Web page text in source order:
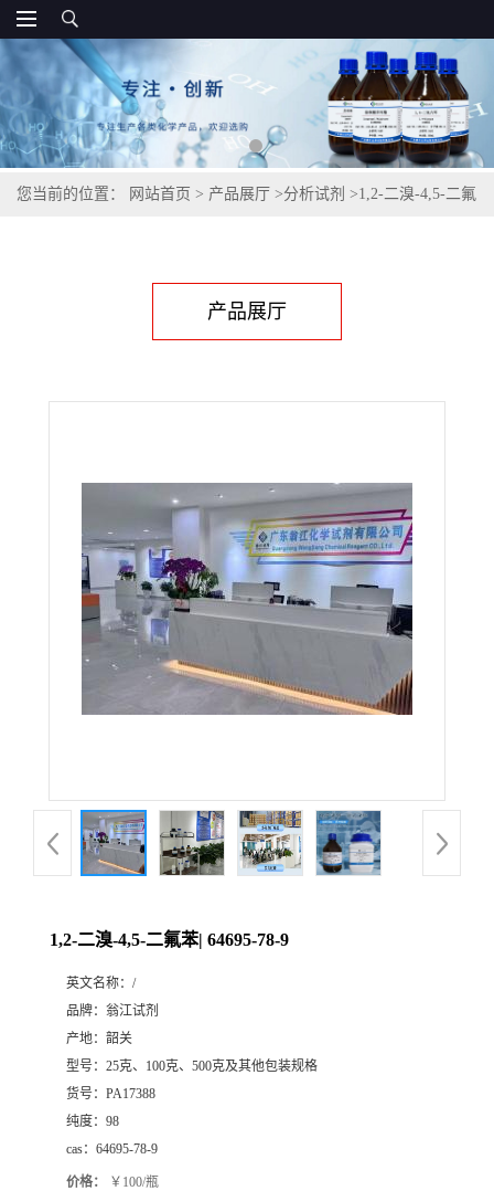
您当前的位置： 网站首页 > 产品展厅 >分析试剂 >1,2-二溴-4,5-二氟
产品展厅
1,2-二溴-4,5-二氟苯| 64695-78-9
英文名称： /
品牌： 翁江试剂
产地： 韶关
型号： 25克、100克、500克及其他包装规格
货号： PA17388
纯度： 98
cas： 64695-78-9
价格： ￥100/瓶